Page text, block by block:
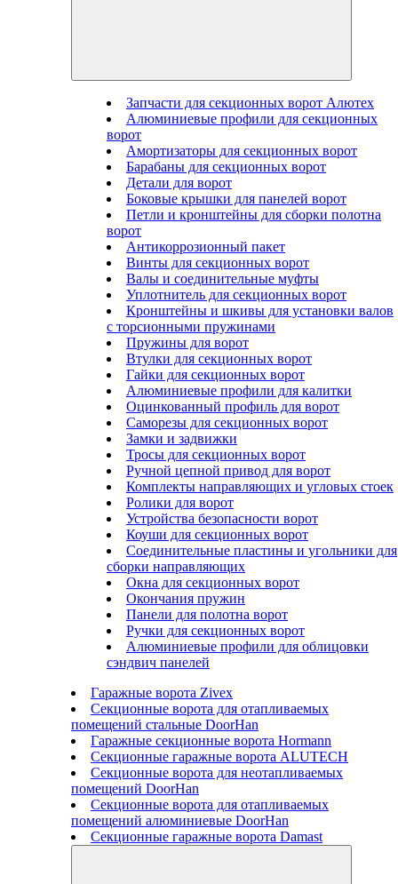
Запчасти для секционных ворот Алютех
Алюминиевые профили для секционных
ворот
Амортизаторы для секционных ворот
Барабаны для секционных ворот
Детали для ворот
Боковые крышки для панелей ворот
Петли и кронштейны для сборки полотна
ворот
Антикоррозионный пакет
Винты для секционных ворот
Валы и соединительные муфты
Уплотнитель для секционных ворот
Кронштейны и шкивы для установки валов
с торсионными пружинами
Пружины для ворот
Втулки для секционных ворот
Гайки для секционных ворот
Алюминиевые профили для калитки
Оцинкованный профиль для ворот
Саморезы для секционных ворот
Замки и задвижки
Тросы для секционных ворот
Ручной цепной привод для ворот
Комплекты направляющих и угловых стоек
Ролики для ворот
Устройства безопасности ворот
Коуши для секционных ворот
Соединительные пластины и угольники для
сборки направляющих
Окна для секционных ворот
Окончания пружин
Панели для полотна ворот
Ручки для секционных ворот
Алюминиевые профили для облицовки
сэндвич панелей
Гаражные ворота Zivex
Секционные ворота для отапливаемых
помещений стальные DoorHan
Гаражные секционные ворота Hormann
Секционные гаражные ворота ALUTECH
Секционные ворота для неотапливаемых
помещений DoorHan
Секционные ворота для отапливаемых
помещений алюминиевые DoorHan
Секционные гаражные ворота Damast